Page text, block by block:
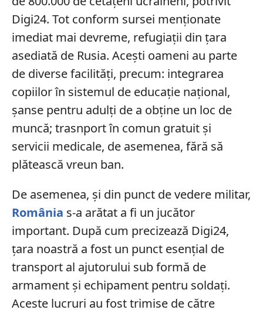
Digi24. Tot conform sursei menționate
imediat mai devreme, refugiații din țara
asediată de Rusia. Acești oameni au parte
de diverse facilități, precum: integrarea
copiilor în sistemul de educație național,
șanse pentru adulți de a obține un loc de
muncă; trasnport în comun gratuit și
servicii medicale, de asemenea, fără să
plătească vreun ban.
De asemenea, și din punct de vedere militar,
România s-a arătat a fi un jucător
important. După cum precizează Digi24,
țara noastră a fost un punct esențial de
transport al ajutorului sub formă de
armament și echipament pentru soldați.
Aceste lucruri au fost trimise de către